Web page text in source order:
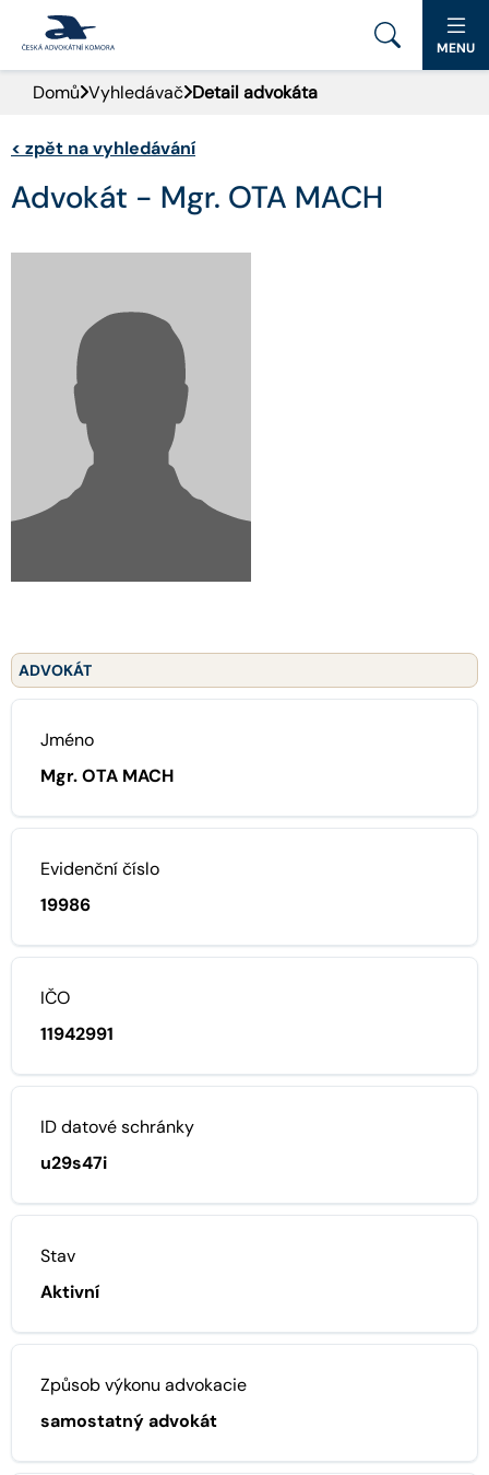
PORTÁL ČAK
DOMŮ
AKTUALITY
PRO VEŘEJNOST
ADVOKÁTNÍ DENÍK
KONTAKT
MENU
Domů Vyhledávač Detail advokáta
< zpět na vyhledávání
Advokát - Mgr. OTA MACH
ADVOKÁT
Jméno
Mgr. OTA MACH
Evidenční číslo
19986
IČO
11942991
ID datové schránky
u29s47i
Stav
Aktivní
Způsob výkonu advokacie
samostatný advokát